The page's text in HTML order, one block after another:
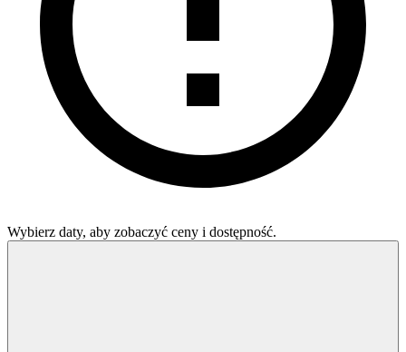
Wybierz daty, aby zobaczyć ceny i dostępność.